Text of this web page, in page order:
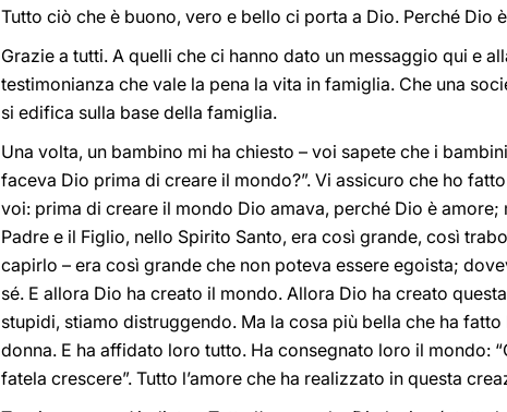
Tutto ciò che è buono, vero e bello ci porta a Dio. Perché Dio
Grazie a tutti. A quelli che ci hanno dato un messaggio qui e
testimonianza che vale la pena la vita in famiglia. Che una
si edifica sulla base della famiglia.
Una volta, un bambino mi ha chiesto – voi sapete che i
faceva Dio prima di creare il mondo?”. Vi assicuro che ho
voi: prima di creare il mondo Dio amava, perché Dio è amore;
Padre e il Figlio, nello Spirito Santo, era così grande, così
capirlo – era così grande che non poteva essere egoista;
sé. E allora Dio ha creato il mondo. Allora Dio ha creato
stupidi, stiamo distruggendo. Ma la cosa più bella che ha
donna. E ha affidato loro tutto. Ha consegnato loro il mondo:
fatela crescere”. Tutto l’amore che ha realizzato in questa